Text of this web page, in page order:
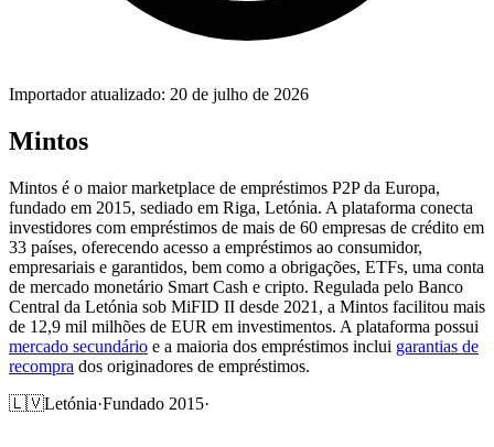
Importador atualizado: 20 de julho de 2026
Mintos
Mintos é o maior marketplace de empréstimos P2P da Europa,
fundado em 2015, sediado em Riga, Letónia. A plataforma conecta
investidores com empréstimos de mais de 60 empresas de crédito em
33 países, oferecendo acesso a empréstimos ao consumidor,
empresariais e garantidos, bem como a obrigações, ETFs, uma conta
de mercado monetário Smart Cash e cripto. Regulada pelo Banco
Central da Letónia sob MiFID II desde 2021, a Mintos facilitou mais
de 12,9 mil milhões de EUR em investimentos. A plataforma possui
mercado secundário e a maioria dos empréstimos inclui garantias de
recompra dos originadores de empréstimos.
🇱🇻Letónia·Fundado 2015·